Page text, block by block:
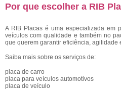
Por que escolher a RIB
A RIB Placas é uma especializada em
veículos com qualidade e também no
que querem garantir eficiência, agilidade
Saiba mais sobre os serviços de:
placa de carro
placa para veículos automotivos
placa de veículo